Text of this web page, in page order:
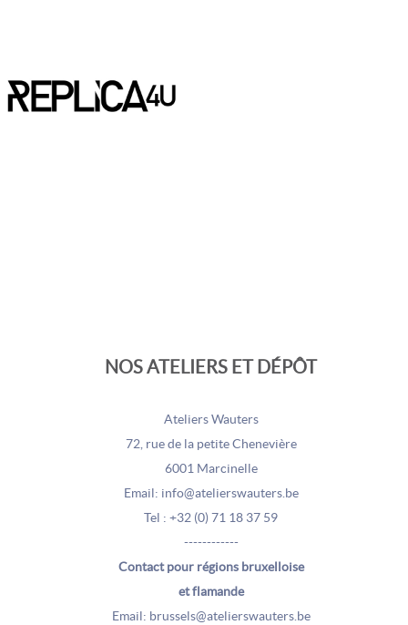
NOS ATELIERS ET DÉPÔT
Ateliers Wauters
72, rue de la petite Chenevière
6001 Marcinelle
Email: info@atelierswauters.be
Tel : +32 (0) 71 18 37 59
------------
Contact pour régions bruxelloise
et flamande
Email: brussels@atelierswauters.be